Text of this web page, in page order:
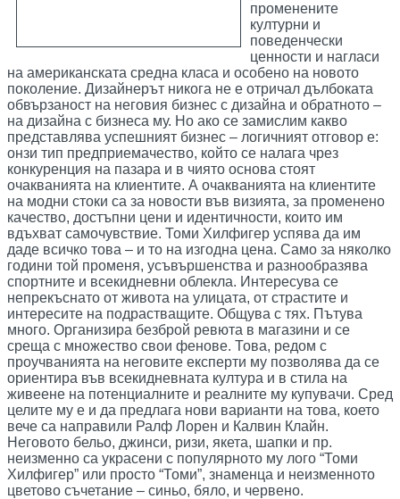
променените
културни и
поведенчески
ценности и нагласи
на американската средна класа и особено на новото
поколение. Дизайнерът никога не е отричал дълбоката
обвързаност на неговия бизнес с дизайна и обратното –
на дизайна с бизнеса му. Но ако се замислим какво
представлява успешният бизнес – логичният отговор е:
онзи тип предприемачество, който се налага чрез
конкуренция на пазара и в чиято основа стоят
очакванията на клиентите. А очакванията на клиентите
на модни стоки са за новости във визията, за променено
качество, достъпни цени и идентичности, които им
вдъхват самочувствие. Томи Хилфигер успява да им
даде всичко това – и то на изгодна цена. Само за няколко
години той променя, усъвършенства и разнообразява
спортните и всекидневни облекла. Интересува се
непрекъснато от живота на улицата, от страстите и
интересите на подрастващите. Общува с тях. Пътува
много. Организира безброй ревюта в магазини и се
среща с множество свои фенове. Това, редом с
проучванията на неговите експерти му позволява да се
ориентира във всекидневната култура и в стила на
живеене на потенциалните и реалните му купувачи. Сред
целите му е и да предлага нови варианти на това, което
вече са направили Ралф Лорен и Калвин Клайн.
Неговото бельо, джинси, ризи, якета, шапки и пр.
неизменно са украсени с популярното му лого “Томи
Хилфигер” или просто “Томи”, знаменца и неизменното
цветово съчетание – синьо, бяло, и червено.